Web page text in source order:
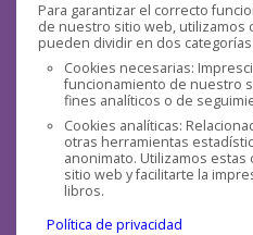
Para garantizar el correcto
de nuestro sitio web, utilizamos
pueden dividir en dos categorías:
Cookies necesarias:
funcionamiento de nuestro
fines analíticos o de
Cookies analíticas:
otras herramientas
anonimato. Utilizamos
sitio web y facilitarte la
libros.
Política de privacidad
Redes